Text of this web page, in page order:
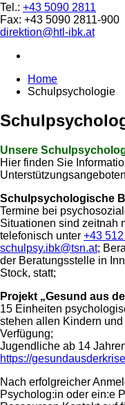
Tel.: +43 5090 2811
Fax: +43 5090 2811-900
direktion@htl-ibk.at
Home
Schulpsychologie
Unsere
Hier finden Sie
Schulpsychologische
Termine bei
Situationen sind zeitnah
telefonisch unter +43
schulpsy.ibk@tsn.at;
der Beratungsstelle in
Stock, statt;
Projekt „Gesund aus
15 Einheiten
stehen allen Kindern
Verfügung;
Jugendliche ab 14
https://
Nach erfolgreicher
Psycholog:in oder ein:e